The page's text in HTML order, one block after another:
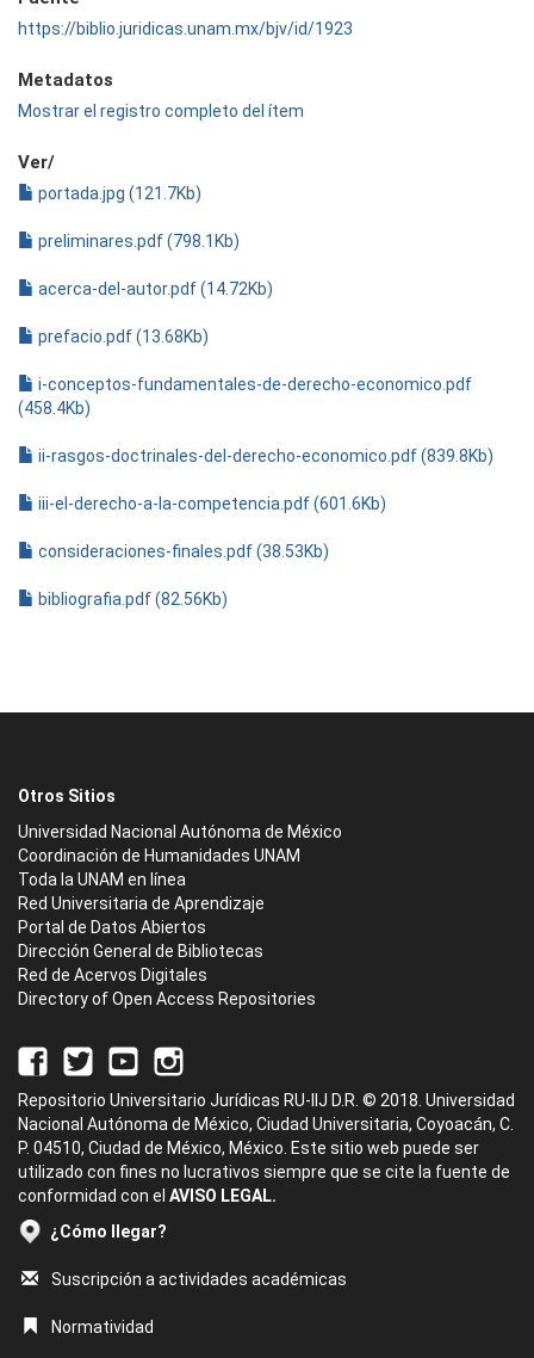
https://biblio.juridicas.unam.mx/bjv/id/1923
Metadatos
Mostrar el registro completo del ítem
Ver/
portada.jpg (121.7Kb)
preliminares.pdf (798.1Kb)
acerca-del-autor.pdf (14.72Kb)
prefacio.pdf (13.68Kb)
i-conceptos-fundamentales-de-derecho-economico.pdf
(458.4Kb)
ii-rasgos-doctrinales-del-derecho-economico.pdf (839.8Kb)
iii-el-derecho-a-la-competencia.pdf (601.6Kb)
consideraciones-finales.pdf (38.53Kb)
bibliografia.pdf (82.56Kb)
Otros Sitios
Universidad Nacional Autónoma de México
Coordinación de Humanidades UNAM
Toda la UNAM en línea
Red Universitaria de Aprendizaje
Portal de Datos Abiertos
Dirección General de Bibliotecas
Red de Acervos Digitales
Directory of Open Access Repositories
Repositorio Universitario Jurídicas RU-IIJ D.R. © 2018. Universidad
Nacional Autónoma de México, Ciudad Universitaria, Coyoacán, C.
P. 04510, Ciudad de México, México. Este sitio web puede ser
utilizado con fines no lucrativos siempre que se cite la fuente de
conformidad con el AVISO LEGAL.
¿Cómo llegar?
Suscripción a actividades académicas
Normatividad